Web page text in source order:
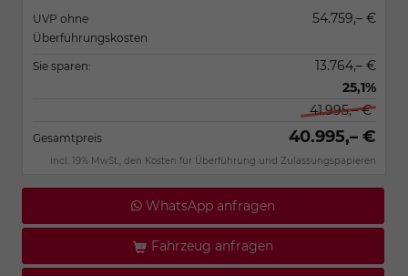
UVP ohne
Überführungskosten
54.759,– €
Sie sparen:
13.764,– €
25,1%
41.995,– €
Gesamtpreis 40.995,– €
incl. 19% MwSt., den Kosten für Überführung und Zulassungspapieren
WhatsApp anfragen
Fahrzeug anfragen